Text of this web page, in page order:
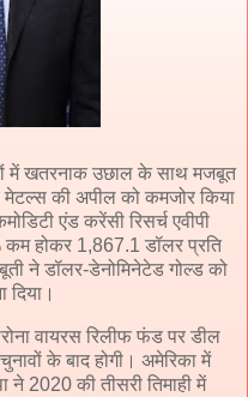
में खतरनाक उछाल के साथ मजबूत
की अपील को कमजोर किया
एंड करेंसी रिसर्च एवीपी
कम होकर 1,867.1 डॉलर प्रति
ने डॉलर-डेनोमिनेटेड गोल्ड को
दिया।
वायरस रिलीफ फंड पर डील
के बाद होगी। अमेरिका में
ने 2020 की तीसरी तिमाही में